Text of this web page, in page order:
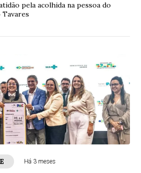
pela acolhida na pessoa do
Há 3 meses